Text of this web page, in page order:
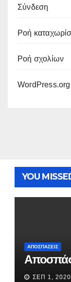
Σύνδεση
Ροή
Ροή σχολίων
WordPress.org
YOU
ΑΠΟΣΠΆΣΕΙΣ
ΣΕΠ 1, 2020